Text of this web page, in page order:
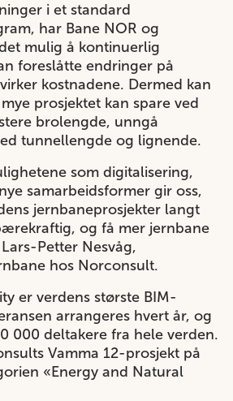
i et standard
har Bane NOR og
mulig å kontinuerlig
foreslåtte endringer på
kostnadene. Dermed kan
prosjektet kan spare ved
brolengde, unngå
tunnellengde og lignende.
som digitalisering,
samarbeidsformer gir oss,
jernbaneprosjekter langt
og få mer jernbane
Petter Nesvåg,
hos Norconsult.
er verdens største BIM-
arrangeres hvert år, og
000 deltakere fra hele verden.
Vamma 12-prosjekt på
«Energy and Natural